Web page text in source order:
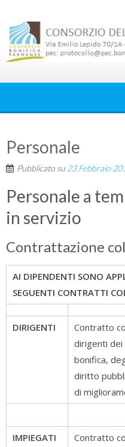
content
Personale
Pubblicato su 23 Febbraio
Personale a
in servizio
Contrattazione
AI DIPENDENTI SONO
SEGUENTI CONTRATTI
DIRIGENTI
Contratto
dirigenti dei
bonifica,
diritto
di
IMPIEGATI
Contratto